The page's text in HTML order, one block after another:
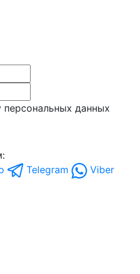
персональных данных
Telegram Viber